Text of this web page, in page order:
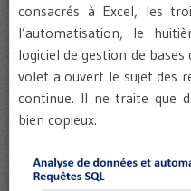
consacrés à Excel, les
l’automatisation, le
logiciel de gestion de bases
volet a ouvert le sujet des
continue. Il ne traite que
bien copieux.